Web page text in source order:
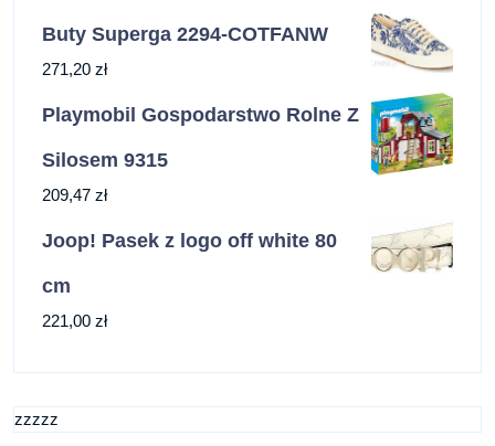
Buty Superga 2294-COTFANW
271,20 zł
Playmobil Gospodarstwo Rolne Z
Silosem 9315
209,47 zł
Joop! Pasek z logo off white 80
cm
221,00 zł
zzzzz